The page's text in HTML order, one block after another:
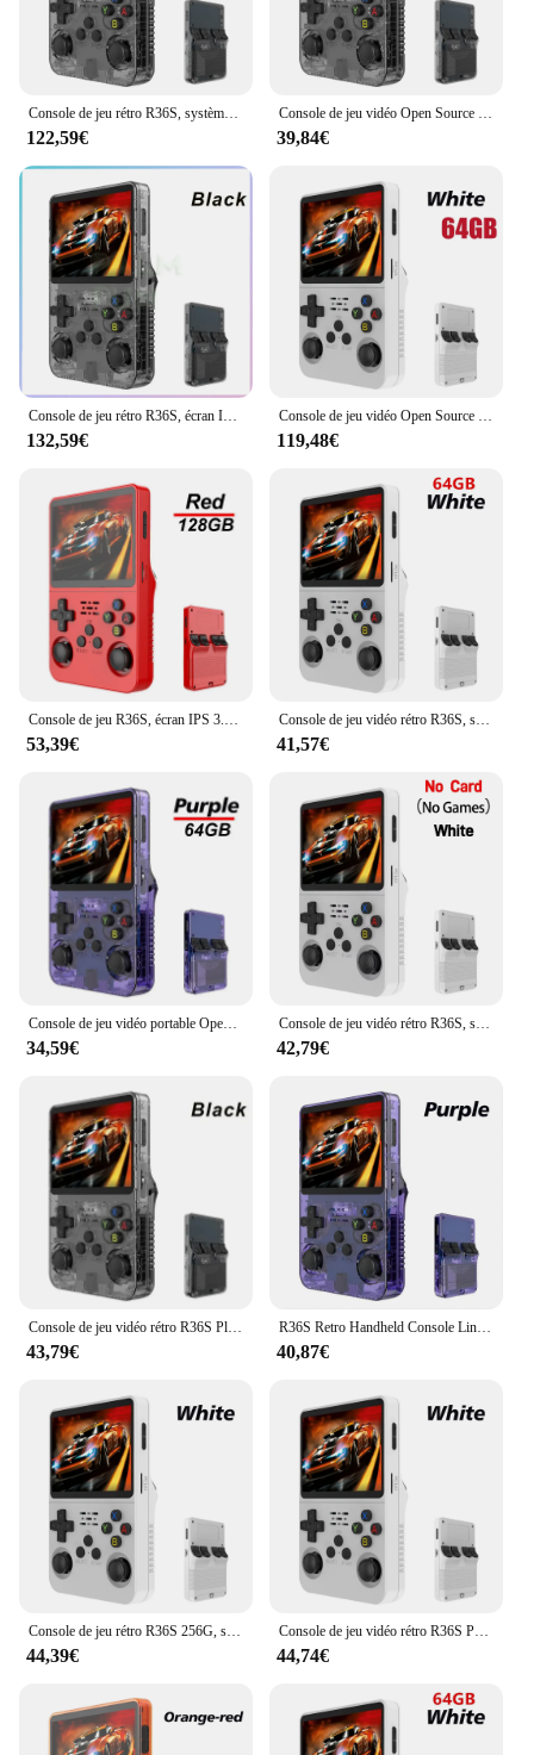
122,59€ 39,84€
Console de jeu rétro R36S, écran IPS 3.5 ", système Linux, mini lecteur vidéo portable, émulateur de jeu classique, 128G
132,59€
Console de jeu vidéo Open Source R36S, système Linux, écran IPS 128 pouces, lecteur vidéo de poche portable orange, meilleurs jeux, 64227, 3.5G
119,48€
Console de jeu R36S, écran IPS 3.5 pouces, 64 Go, Linux, jeux vidéo portables, système Open Source, jeux d'arcade rétro
53,39€
Console de jeu vidéo rétro R36S, système Linux, écran IPS de 3.5 pouces, lecteur vidéo de poche portable, 128 Go, jeux, cadeau garçon
41,57€
Console de jeu vidéo portable Open Source, Déterminer le lecteur de jeu, Jeux classiques pour enfants, Machine de jeu vidéo de poche, R36S, 128G
34,59€
Console de jeu vidéo rétro R36S, système Linux, écran IPS 3.5 pouces, lecteur vidéo de poche portable, jeux 128 Go, cadeau garçon
42,79€
Console de jeu vidéo rétro R36S Plus, système Linux, écran IPS 3.5 ", lecteur vidéo de poche portable, 64 Go, 128 Go
43,79€
R36S Retro Handheld Console Linux System 3.5 Inch IPS Screen R35s Pro Portable Pocket Video Player 64GB Games
40,87€
Console de jeu rétro R36S 256G, système Linux, écran IPS 3.5 ", lecteur vidéo de poche portable, 2 manettes, 128G, 64G, cadeau pour enfant
44,39€
Console de jeu vidéo rétro R36S Pro, système Linux, écran IPS 3.5 pouces, lecteur vidéo de poche portable, jeux 64 Go
44,74€